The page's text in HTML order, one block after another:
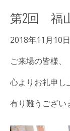
第2回 福
2018年11月10日
ご来場の皆様、
心よりお礼申し
有り難うござい